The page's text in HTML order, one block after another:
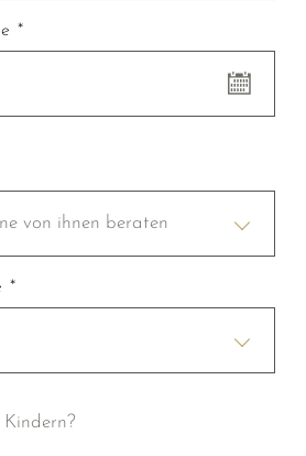
*
von ihnen beraten
*
Kindern?